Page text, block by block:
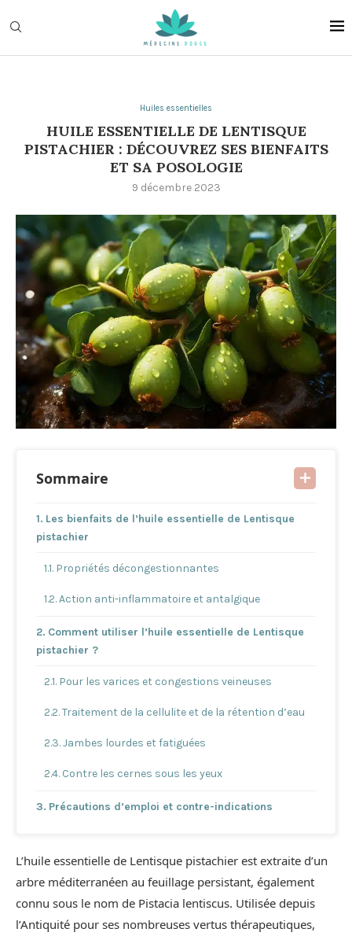
Huiles essentielles
HUILE ESSENTIELLE DE LENTISQUE
PISTACHIER : DÉCOUVREZ SES BIENFAITS
ET SA POSOLOGIE
9 décembre 2023
Sommaire
Les bienfaits de l’huile essentielle de Lentisque
pistachier
Propriétés décongestionnantes
Action anti-inflammatoire et antalgique
Comment utiliser l’huile essentielle de Lentisque
pistachier ?
Pour les varices et congestions veineuses
Traitement de la cellulite et de la rétention d’eau
Jambes lourdes et fatiguées
Contre les cernes sous les yeux
Précautions d’emploi et contre-indications
L’huile essentielle de Lentisque pistachier est extraite d’un
arbre méditerranéen au feuillage persistant, également
connu sous le nom de Pistacia lentiscus. Utilisée depuis
l’Antiquité pour ses nombreuses vertus thérapeutiques,